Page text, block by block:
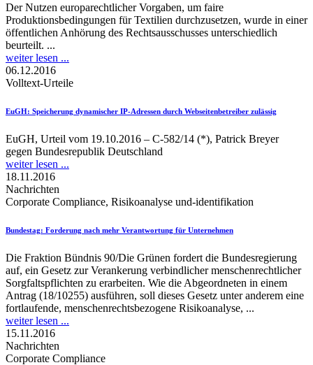
Der Nutzen europarechtlicher Vorgaben, um faire
Produktionsbedingungen für Textilien durchzusetzen, wurde in einer
öffentlichen Anhörung des Rechtsausschusses unterschiedlich
beurteilt. ...
weiter lesen ...
06.12.2016
Volltext-Urteile
EuGH: Speicherung dynamischer IP-Adressen durch Webseitenbetreiber zulässig
EuGH, Urteil vom 19.10.2016 – C-582/14 (*), Patrick Breyer
gegen Bundesrepublik Deutschland
weiter lesen ...
18.11.2016
Nachrichten
Corporate Compliance, Risikoanalyse und-identifikation
Bundestag: Forderung nach mehr Verantwortung für Unternehmen
Die Fraktion Bündnis 90/Die Grünen fordert die Bundesregierung
auf, ein Gesetz zur Verankerung verbindlicher menschenrechtlicher
Sorgfaltspflichten zu erarbeiten. Wie die Abgeordneten in einem
Antrag (18/10255) ausführen, soll dieses Gesetz unter anderem eine
fortlaufende, menschenrechtsbezogene Risikoanalyse, ...
weiter lesen ...
15.11.2016
Nachrichten
Corporate Compliance